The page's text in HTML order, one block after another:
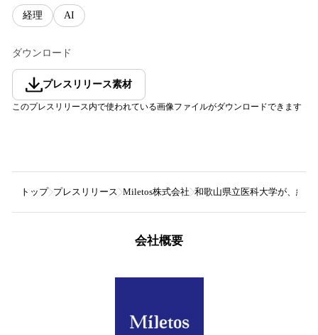
経理 AI
ダウンロード
プレスリリース素材
このプレスリリース内で使われている画像ファイルがダウンロードできます
トップ プレスリリース Miletos株式会社 和歌山県立医科大学が、経費
会社概要